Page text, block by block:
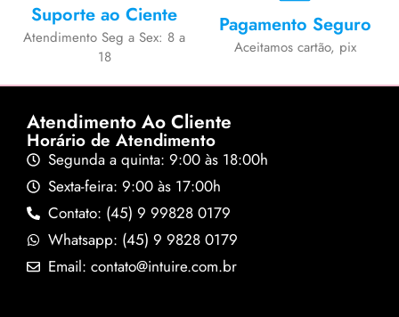
Suporte ao Ciente
Atendimento Seg a Sex: 8 a
18
Pagamento Seguro
Aceitamos cartão, pix
Atendimento Ao Cliente
Horário de Atendimento
Segunda a quinta: 9:00 às 18:00h
Sexta-feira: 9:00 às 17:00h
Contato: (45) 9 99828 0179
Whatsapp: (45) 9 9828 0179
Email: contato@intuire.com.br